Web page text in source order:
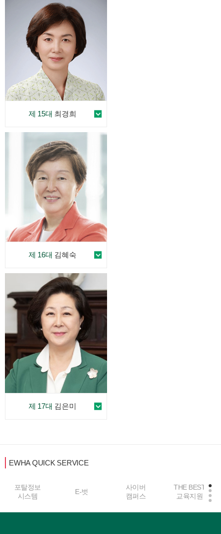
제 15대 최경희
제 16대 김혜숙
제 17대 김은미
EWHA QUICK SERVICE
E-벗
사이버
캠퍼스
THE BEST
교육지원
중앙도서관